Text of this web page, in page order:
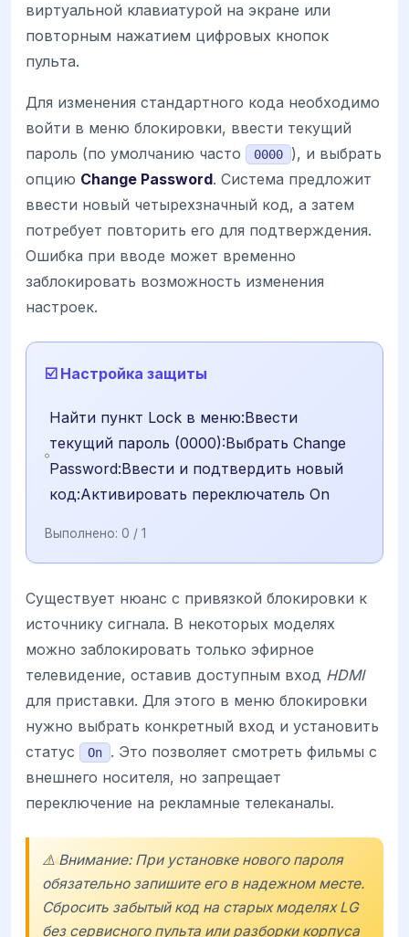
виртуальной клавиатурой на экране или
повторным нажатием цифровых кнопок
пульта.
Для изменения стандартного кода необходимо
войти в меню блокировки, ввести текущий
пароль (по умолчанию часто
0000
), и выбрать
опцию Change Password. Система предложит
ввести новый четырехзначный код, а затем
потребует повторить его для подтверждения.
Ошибка при вводе может временно
заблокировать возможность изменения
настроек.
☑️ Настройка защиты
Найти пункт Lock в меню:Ввести
текущий пароль (0000):Выбрать Change
Password:Ввести и подтвердить новый
код:Активировать переключатель On
Выполнено: 0 / 1
Существует нюанс с привязкой блокировки к
источнику сигнала. В некоторых моделях
можно заблокировать только эфирное
телевидение, оставив доступным вход HDMI
для приставки. Для этого в меню блокировки
нужно выбрать конкретный вход и установить
статус
On
. Это позволяет смотреть фильмы с
внешнего носителя, но запрещает
переключение на рекламные телеканалы.
⚠️ Внимание: При установке нового пароля
обязательно запишите его в надежном месте.
Сбросить забытый код на старых моделях LG
без сервисного пульта или разборки корпуса